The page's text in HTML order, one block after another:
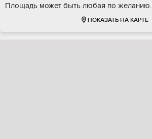
Площадь может быть любая по желанию.
ПОКАЗАТЬ НА КАРТЕ